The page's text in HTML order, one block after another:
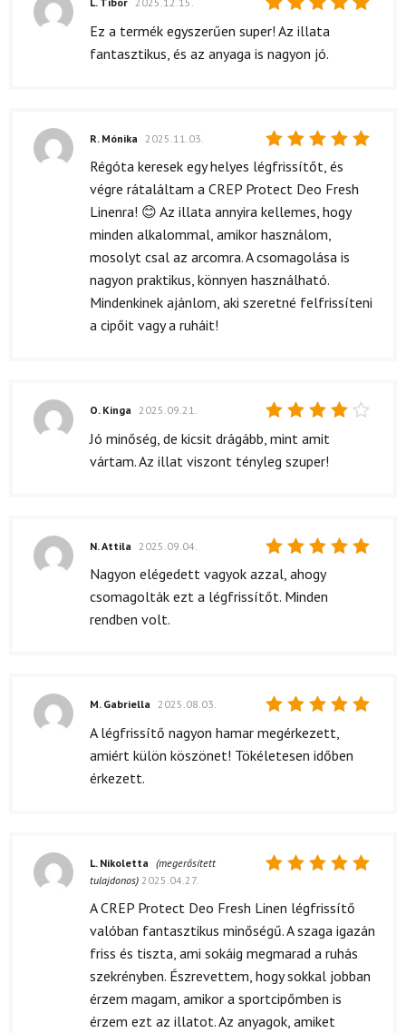
Értékelés:
Ez a termék egyszerűen super! Az illata
fantasztikus, és az anyaga is nagyon jó.
Értékelés:
5
R. Mónika 2025.11.03.
Régóta keresek egy helyes légfrissítőt, és
végre rátaláltam a CREP Protect Deo Fresh
Linenra! 😊 Az illata annyira kellemes, hogy
minden alkalommal, amikor használom,
mosolyt csal az arcomra. A csomagolása is
nagyon praktikus, könnyen használható.
Mindenkinek ajánlom, aki szeretné felfrissíteni
a cipőit vagy a ruháit!
Értékelés:
4
O. Kinga 2025.09.21.
Jó minőség, de kicsit drágább, mint amit
vártam. Az illat viszont tényleg szuper!
Értékelés:
/ 5
N. Attila 2025.09.04.
Nagyon elégedett vagyok azzal, ahogy
csomagolták ezt a légfrissítőt. Minden
rendben volt.
Értékelés:
5/ 5
M. Gabriella 2025.08.03.
A légfrissítő nagyon hamar megérkezett,
amiért külön köszönet! Tökéletesen időben
érkezett.
5/ 5
L. Nikoletta (megerősített
tulajdonos) 2025.04.27.
A CREP Protect Deo Fresh Linen légfrissítő
valóban fantasztikus minőségű. A szaga igazán
friss és tiszta, ami sokáig megmarad a ruhás
szekrényben. Észrevettem, hogy sokkal jobban
érzem magam, amikor a sportcipőmben is
érzem ezt az illatot. Az anyagok, amiket